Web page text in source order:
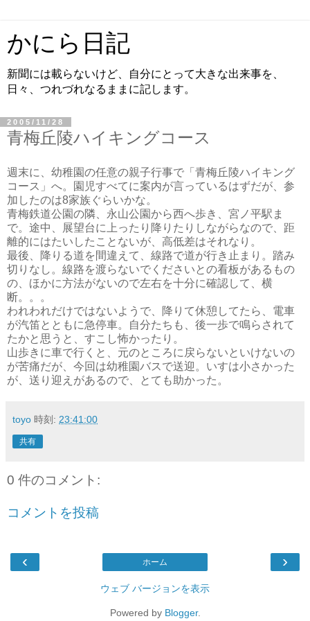
かにら日記
新聞には載らないけど、自分にとって大きな出来事を、
日々、つれづれなるままに記します。
2005/11/28
青梅丘陵ハイキングコース
週末に、幼稚園の任意の親子行事で「青梅丘陵ハイキング
コース」へ。園児すべてに案内が言っているはずだが、参
加したのは8家族ぐらいかな。
青梅鉄道公園の隣、永山公園から西へ歩き、宮ノ平駅ま
で。途中、展望台に上ったり降りたりしながらなので、距
離的にはたいしたことないが、高低差はそれなり。
最後、降りる道を間違えて、線路で道が行き止まり。踏み
切りなし。線路を渡らないでくださいとの看板があるもの
の、ほかに方法がないので左右を十分に確認して、横
断。。。
われわれだけではないようで、降りて休憩してたら、電車
が汽笛とともに急停車。自分たちも、後一歩で鳴らされて
たかと思うと、すこし怖かったり。
山歩きに車で行くと、元のところに戻らないといけないの
が苦痛だが、今回は幼稚園バスで送迎。いすは小さかった
が、送り迎えがあるので、とても助かった。
toyo 時刻: 23:41:00
共有
0 件のコメント:
コメントを投稿
‹ ›
ホーム
ウェブ バージョンを表示
Powered by Blogger.